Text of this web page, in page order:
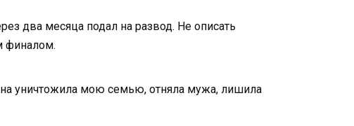
два месяца подал на развод. Не описать
финалом.
уничтожила мою семью, отняла мужа, лишила